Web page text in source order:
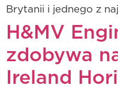
Brytanii i jednego z
H&MV
zdobywa
Ireland